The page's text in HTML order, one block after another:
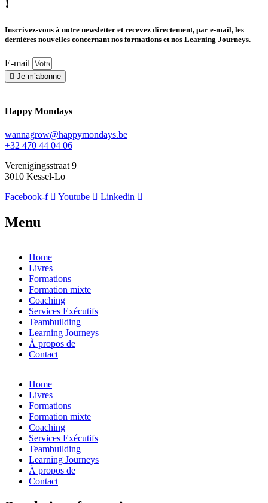
!
Inscrivez-vous à notre newsletter et recevez directement, par e-mail, les
dernières nouvelles concernant nos formations et nos Learning Journeys.
E-mail
Je m’abonne
Happy Mondays
wannagrow@happymondays.be
+32 470 44 04 06
Verenigingsstraat 9
3010 Kessel-Lo
Facebook-f
Youtube Linkedin
Menu
Home
Livres
Formations
Formation mixte
Coaching
Services Exécutifs
Teambuilding
Learning Journeys
À propos de
Contact
Home
Livres
Formations
Formation mixte
Coaching
Services Exécutifs
Teambuilding
Learning Journeys
À propos de
Contact